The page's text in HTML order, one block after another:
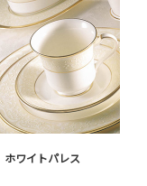
ホワイトパレス